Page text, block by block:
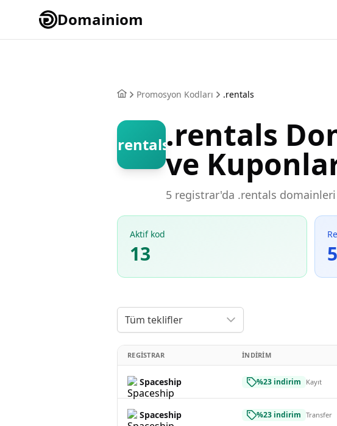
Domainiom
Promosyon Kodları .rentals
.rentals.rentals
ve
5 registrar'da .rentals
Aktif kod
13 5
Tüm teklifler
REGISTRAR İNDIRIM
Spaceship %23 indirim Kayıt
Spaceship %23 indirim Transfer